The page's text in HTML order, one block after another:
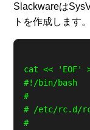
Slackwareは
トを作成します。
cat <<
#!/bin/bash
#
# /etc/rc.d/
#